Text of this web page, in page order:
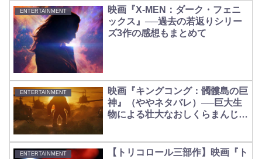
ENTERTAINMENT
映画『X-MEN：ダーク・フェニ
ックス』──過去の若返りシリー
ズ3作の感想もまとめて
ENTERTAINMENT
映画『キングコング：髑髏島の巨
神』（ややネタバレ）──巨大生
物による壮大なおしくらまんじゅ
ENTERTAINMENT
【トリコロール三部作】映画『ト